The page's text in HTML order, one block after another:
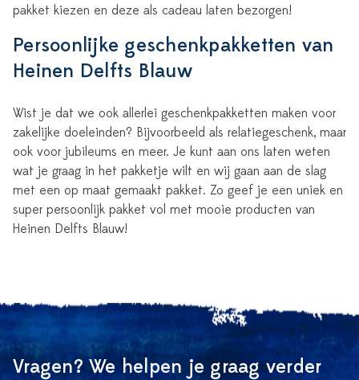
pakket kiezen en deze als cadeau laten bezorgen!
Persoonlijke geschenkpakketten van
Heinen Delfts Blauw
Wist je dat we ook allerlei geschenkpakketten maken voor
zakelijke doeleinden? Bijvoorbeeld als relatiegeschenk, maar
ook voor jubileums en meer. Je kunt aan ons laten weten
wat je graag in het pakketje wilt en wij gaan aan de slag
met een op maat gemaakt pakket. Zo geef je een uniek en
super persoonlijk pakket vol met mooie producten van
Heinen Delfts Blauw!
Vragen? We helpen je graag verder